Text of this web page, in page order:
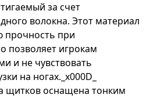
за счет
волокна. Этот материал
прочность при
позволяет игрокам
и не чувствовать
на ногах._x000D_
щитков оснащена тонким